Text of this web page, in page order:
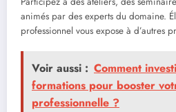
animés par des experts du domaine.
professionnel vous expose à d’autres
Voir aussi : Comment
formations pour booster
professionnelle ?